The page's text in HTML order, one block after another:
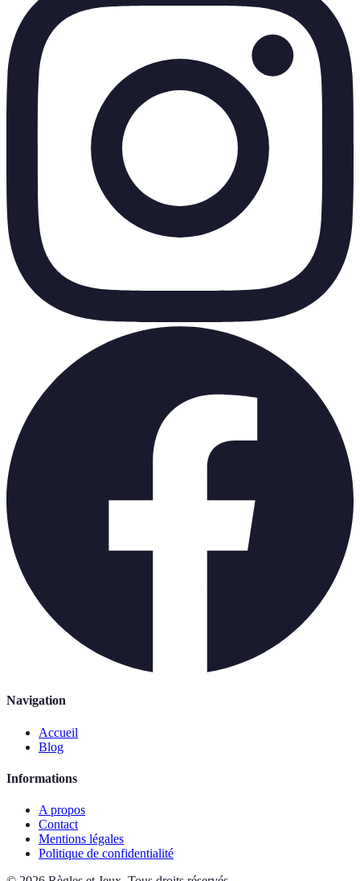
Navigation
Accueil
Blog
Informations
A propos
Contact
Mentions légales
Politique de confidentialité